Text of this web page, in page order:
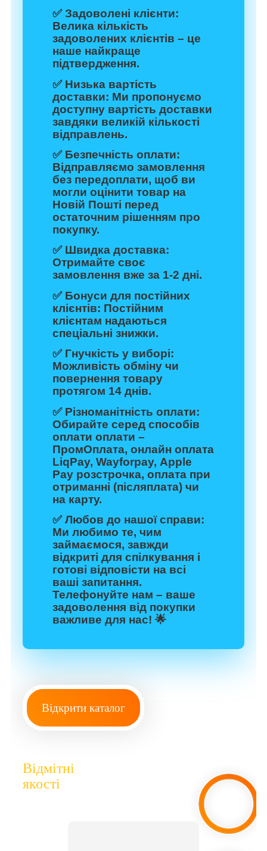
✅Задоволені клієнти:
Велика кількість
задоволених клієнтів – це
наше найкраще
підтвердження.
✅ Низька вартість
доставки: Ми пропонуємо
доступну вартість доставки
завдяки великій кількості
відправлень.
✅ Безпечність оплати:
Відправляємо замовлення
без передоплати, щоб ви
могли оцінити товар на
Новій Пошті перед
остаточним рішенням про
покупку.
✅ Швидка доставка:
Отримайте своє
замовлення вже за 1-2 дні.
✅ Бонуси для постійних
клієнтів: Постійним
клієнтам надаються
спеціальні знижки.
✅ Гнучкість у виборі:
Можливість обміну чи
повернення товару
протягом 14 днів.
✅ Різноманітність оплати:
Обирайте серед способів
оплати оплати –
ПромОплата, онлайн оплата
LiqPay, Wayforpay, Apple
Pay розстрочка, оплата при
отриманні (післяплата) чи
на карту.
✅Любов до нашої справи:
Ми любимо те, чим
займаємося, завжди
відкриті для спілкування і
готові відповісти на всі
ваші запитання.
Телефонуйте нам – ваше
задоволення від покупки
важливе для нас! 🌟
Відкрити каталог
Відмітні
якості